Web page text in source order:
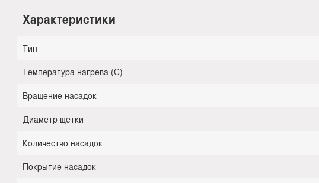
Характеристики
Тип
Температура нагрева (С)
Вращение насадок
Диаметр щетки
Количество насадок
Покрытие насадок